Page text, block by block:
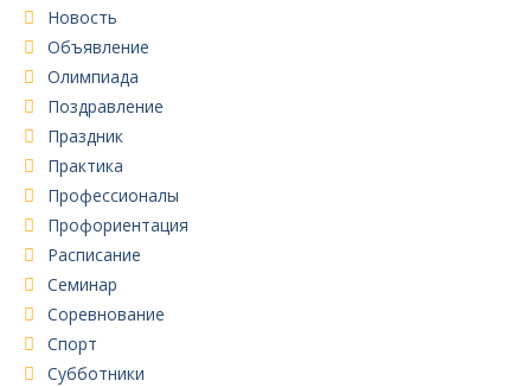
Новость
Объявление
Олимпиада
Поздравление
Праздник
Практика
Профессионалы
Профориентация
Расписание
Семинар
Соревнование
Спорт
Субботники